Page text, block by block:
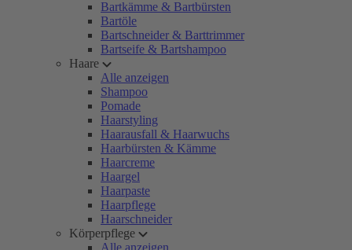
Bartkämme & Bartbürsten
Bartöle
Bartschneider & Barttrimmer
Bartseife & Bartshampoo
Haare
Alle anzeigen
Shampoo
Pomade
Haarstyling
Haarausfall & Haarwuchs
Haarbürsten & Kämme
Haarcreme
Haargel
Haarpaste
Haarpflege
Haarschneider
Körperpflege
Alle anzeigen